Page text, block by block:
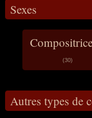
Sexes
(30)
Autres types de